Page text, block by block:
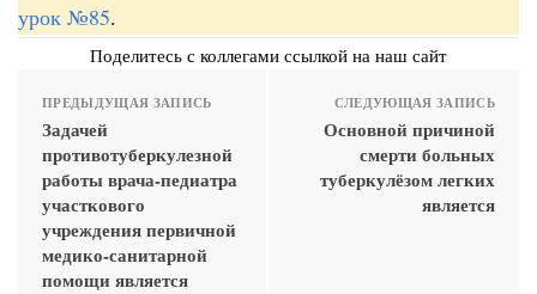
урок №85.
Поделитесь с коллегами ссылкой на наш сайт
ПРЕДЫДУЩАЯ ЗАПИСЬ
Задачей
противотуберкулезной
работы врача-педиатра
участкового
учреждения первичной
медико-санитарной
помощи является
СЛЕДУЮЩАЯ ЗАПИСЬ
Основной причиной
смерти больных
туберкулёзом легких
является